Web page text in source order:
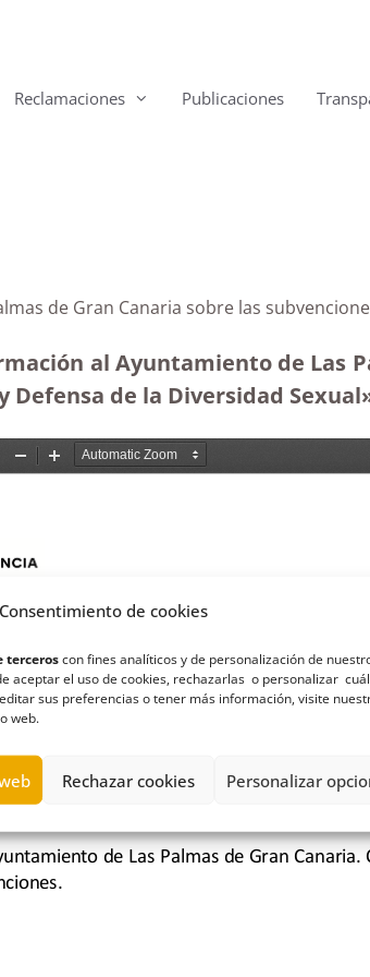
Consentimiento de cookies
terceroscon fines analíticos y de personalización de
aceptar el uso de cookies, rechazarlas o personalizar
sus preferencias o tener más información, visite
web.
Rechazar cookies Personalizar
Reclamaciones Publicaciones
de Gran Canaria sobre las
al Ayuntamiento de Las
de la Diversidad Sexual»